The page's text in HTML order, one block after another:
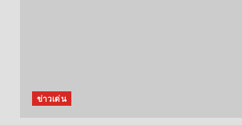
ข่าวเด่น